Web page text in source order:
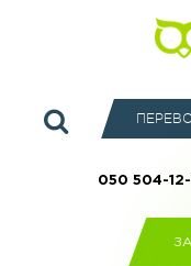
050 504-12-